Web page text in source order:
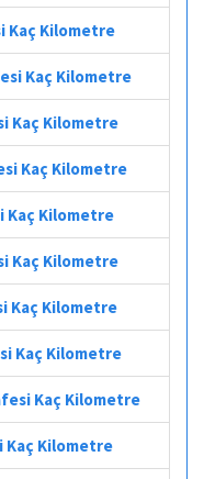
Kaç Kilometre
Kaç Kilometre
Kaç Kilometre
Kaç Kilometre
Kaç Kilometre
Kaç Kilometre
Kaç Kilometre
Kaç Kilometre
Kaç Kilometre
Kaç Kilometre